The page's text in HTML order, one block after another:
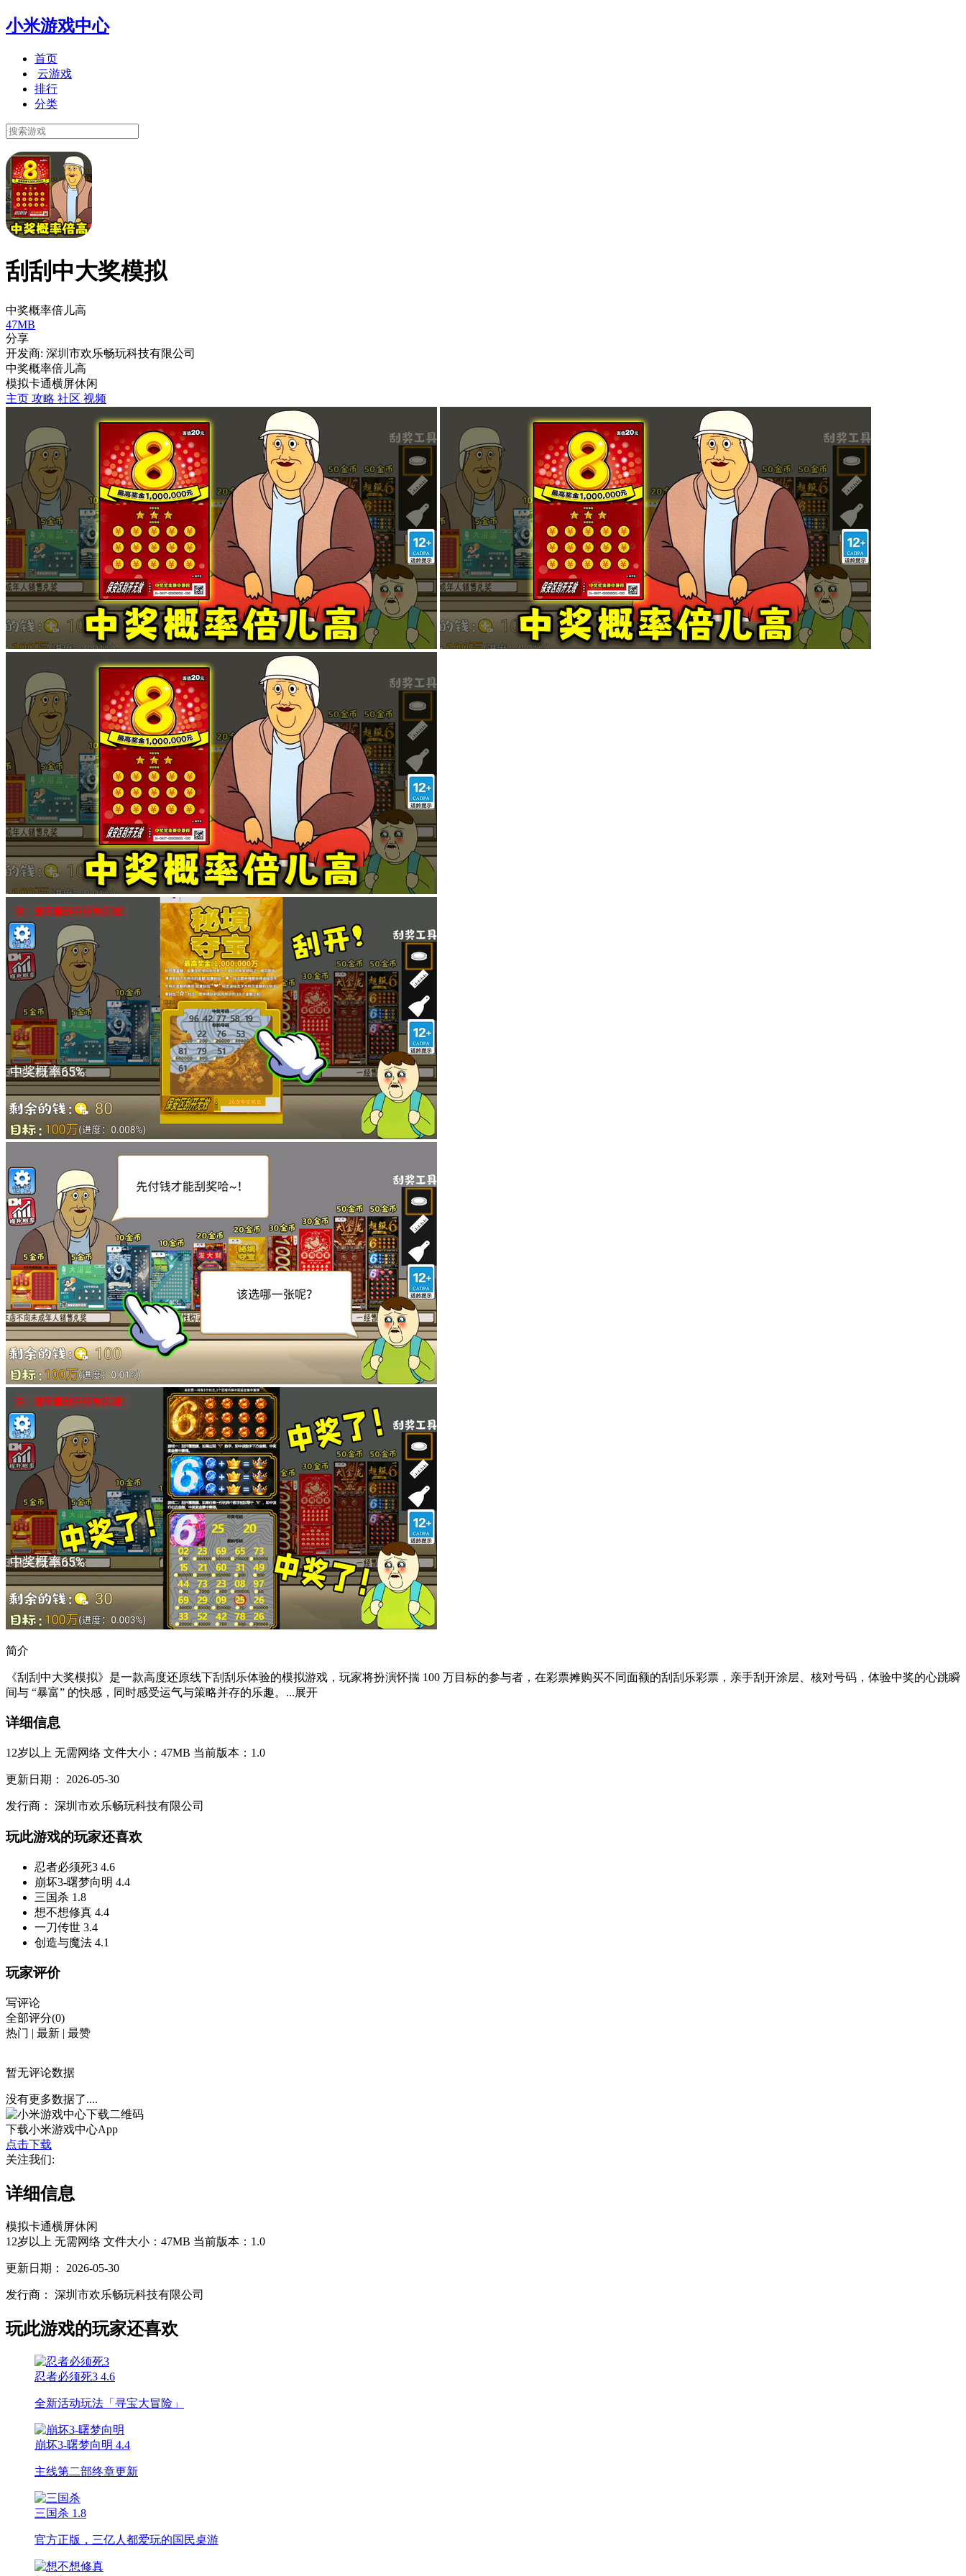
小米游戏中心
首页
云游戏
排行
分类
刮刮中大奖模拟
中奖概率倍儿高
47MB
分享
开发商: 深圳市欢乐畅玩科技有限公司
中奖概率倍儿高
模拟卡通横屏休闲
主页 攻略 社区 视频
简介
《刮刮中大奖模拟》是一款高度还原线下刮刮乐体验的模拟游戏，玩家将扮演怀揣 100 万目标的参与者，在彩票摊购买不同面额的刮刮乐彩票，亲手刮开涂层、核对号码，体验中奖的心跳瞬
间与 “暴富” 的快感，同时感受运气与策略并存的乐趣。...展开
详细信息
12岁以上 无需网络 文件大小：47MB 当前版本：1.0
更新日期： 2026-05-30
发行商： 深圳市欢乐畅玩科技有限公司
玩此游戏的玩家还喜欢
忍者必须死3 4.6
崩坏3-曙梦向明 4.4
三国杀 1.8
想不想修真 4.4
一刀传世 3.4
创造与魔法 4.1
玩家评价
写评论
全部评分(0)
热门 | 最新 | 最赞
暂无评论数据
没有更多数据了....
下载小米游戏中心App
点击下载
关注我们:
详细信息
模拟卡通横屏休闲
12岁以上 无需网络 文件大小：47MB 当前版本：1.0
更新日期： 2026-05-30
发行商： 深圳市欢乐畅玩科技有限公司
玩此游戏的玩家还喜欢
忍者必须死3 4.6
全新活动玩法「寻宝大冒险」
崩坏3-曙梦向明 4.4
主线第二部终章更新
三国杀 1.8
官方正版，三亿人都爱玩的国民桌游